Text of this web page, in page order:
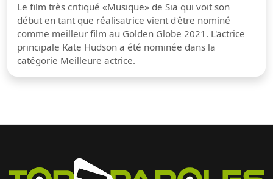
Le film très critiqué «Musique» de Sia qui voit son
début en tant que réalisatrice vient d'être nominé
comme meilleur film au Golden Globe 2021. L'actrice
principale Kate Hudson a été nominée dans la
catégorie Meilleure actrice.